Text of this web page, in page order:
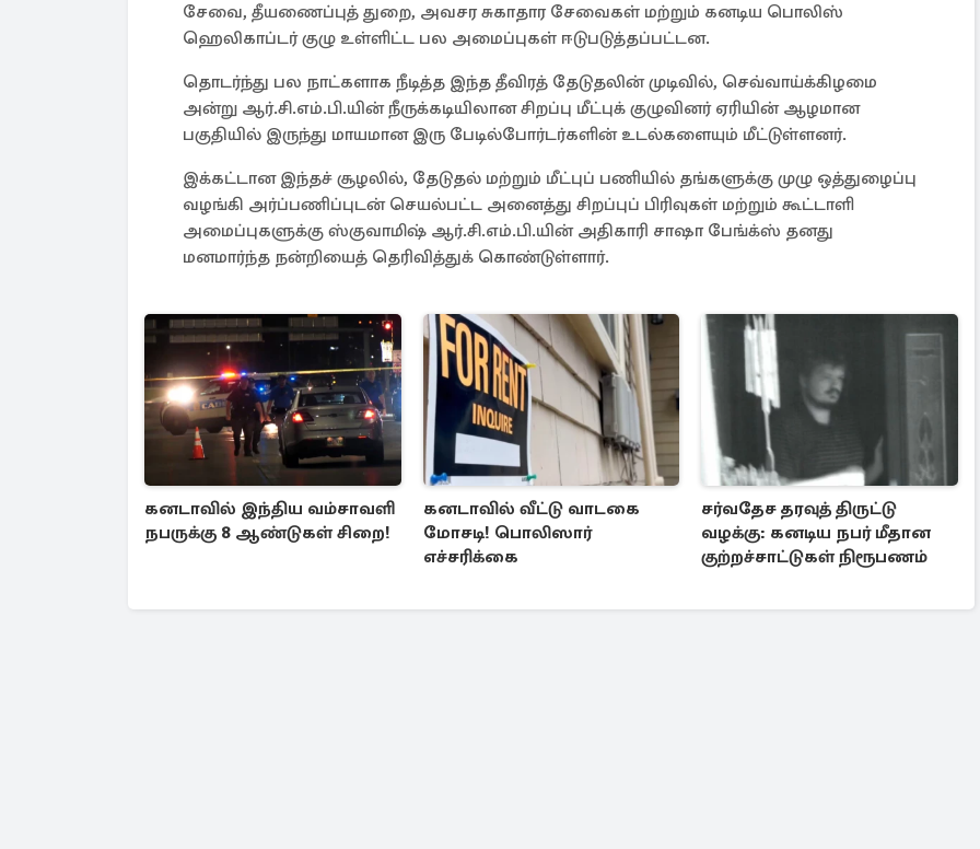
சேவை, தீயணைப்புத் துறை, அவசர சுகாதார சேவைகள் மற்றும் கனடிய பொலிஸ்
ஹெலிகாப்டர் குழு உள்ளிட்ட பல அமைப்புகள் ஈடுபடுத்தப்பட்டன.
தொடர்ந்து பல நாட்களாக நீடித்த இந்த தீவிரத் தேடுதலின் முடிவில், செவ்வாய்க்கிழமை
அன்று ஆர்.சி.எம்.பி.யின் நீருக்கடியிலான சிறப்பு மீட்புக் குழுவினர் ஏரியின் ஆழமான
பகுதியில் இருந்து மாயமான இரு பேடில்போர்டர்களின் உடல்களையும் மீட்டுள்ளனர்.
இக்கட்டான இந்தச் சூழலில், தேடுதல் மற்றும் மீட்புப் பணியில் தங்களுக்கு முழு ஒத்துழைப்பு
வழங்கி அர்ப்பணிப்புடன் செயல்பட்ட அனைத்து சிறப்புப் பிரிவுகள் மற்றும் கூட்டாளி
அமைப்புகளுக்கு ஸ்குவாமிஷ் ஆர்.சி.எம்.பி.யின் அதிகாரி சாஷா பேங்க்ஸ் தனது
மனமார்ந்த நன்றியைத் தெரிவித்துக் கொண்டுள்ளார்.
கனடாவில் இந்திய வம்சாவளி
நபருக்கு 8 ஆண்டுகள் சிறை!
கனடாவில் வீட்டு வாடகை
மோசடி! பொலிஸார்
எச்சரிக்கை
சர்வதேச தரவுத் திருட்டு
வழக்கு: கனடிய நபர் மீதான
குற்றச்சாட்டுகள் நிரூபணம்